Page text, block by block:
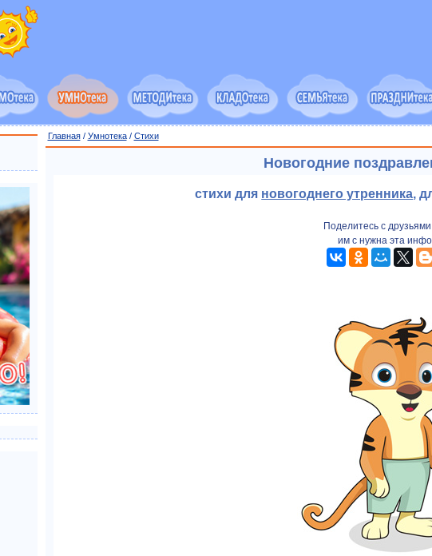
Главная/ Умнотека/ Cтихи
Новогодние
стихи для новогоднего утренника,
Поделитесь с
им с нужна эта